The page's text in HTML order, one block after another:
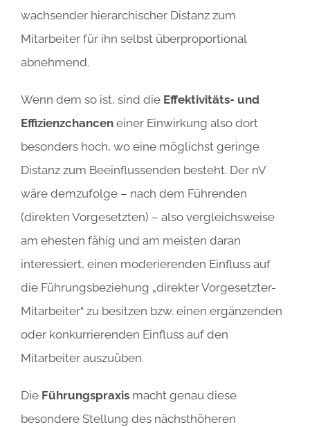
wachsender hierarchischer Distanz zum
Mitarbeiter für ihn selbst überproportional
abnehmend.
Wenn dem so ist, sind die Effektivitäts- und
Effizienzchancen einer Einwirkung also dort
besonders hoch, wo eine möglichst geringe
Distanz zum Beeinflussenden besteht. Der nV
wäre demzufolge – nach dem Führenden
(direkten Vorgesetzten) – also vergleichsweise
am ehesten fähig und am meisten daran
interessiert, einen moderierenden Einfluss auf
die Führungsbeziehung „direkter Vorgesetzter-
Mitarbeiter“ zu besitzen bzw. einen ergänzenden
oder konkurrierenden Einfluss auf den
Mitarbeiter auszuüben.
Die Führungspraxis macht genau diese
besondere Stellung des nächsthöheren